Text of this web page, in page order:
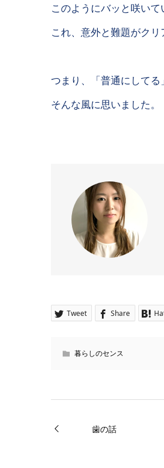
このようにバッと咲い
これ、意外と難題がクリ
つまり、「普通にしてる
そんな風に思いました。
Tweet Share
暮らしのセンス
歯の話